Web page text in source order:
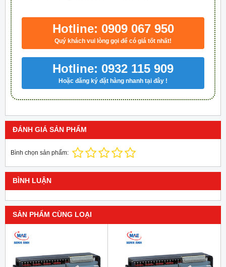
Hotline: 0909 067 950
Quý khách vui lòng gọi để có giá tốt nhất!
Hotline: 0932 115 909
Hoặc đăng ký đặt hàng nhanh tại đây !
ĐÁNH GIÁ SẢN PHẨM
Bình chọn sản phẩm:
BÌNH LUẬN
SẢN PHẨM CÙNG LOẠI